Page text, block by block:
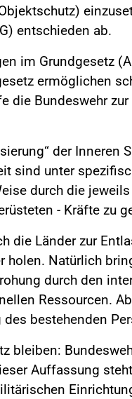
entschieden ab.
im Grundgesetz
ermöglichen
die Bundeswehr
der Inneren
sind unter
durch die
- Kräfte zu
die Länder zur
holen. Natürlich
durch den
Ressourcen.
bestehenden
bleiben:
Auffassung